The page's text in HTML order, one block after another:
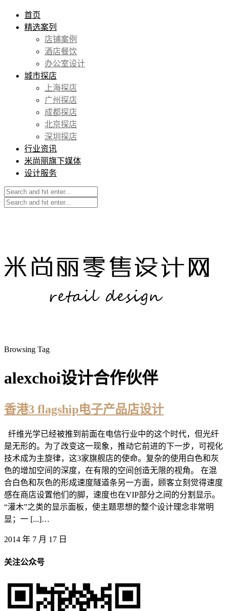
首页
精选案列
店铺案例
酒店餐饮
办公室设计
城市探店
上海探店
广州探店
成都探店
北京探店
深圳探店
行业资讯
米尚丽旗下媒体
设计服务
Browsing Tag
alexchoi设计合作伙伴
香港3 flagship电子产品店设计
纤维光学已经被推到前面在电信行业中的这个时代，但光纤
是无形的。为了改变这一现象，推动它前进的下一步，可视化
技术成为主旋律，这3家旗舰店的使命。复杂的使用白色和灰
色的增加空间的深度，在有限的空间创造无限的视角。 在混
合白色和灰色的形成速度隧道条另一方面，顾客立刻觉得速度
感在商店设置他们的脚，速度也在VIP部分之间的分割显示。
“灌木”之类的显示面板，使主题思想的整个设计理念非常明
显；一 [...]…
2014 年 7 月 17 日
关注公众号